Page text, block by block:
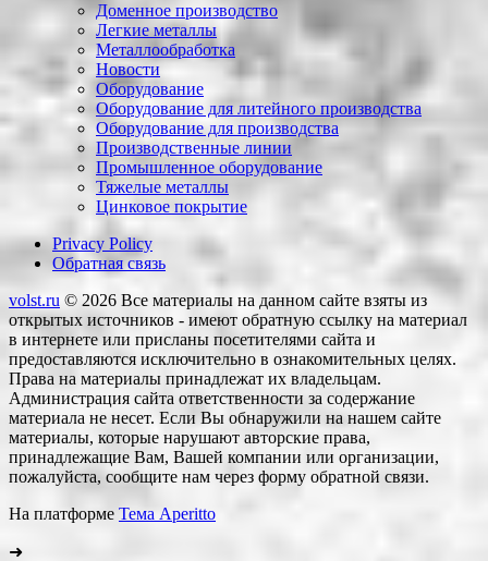
Доменное производство
Легкие металлы
Металлообработка
Новости
Оборудование
Оборудование для литейного производства
Оборудование для производства
Производственные линии
Промышленное оборудование
Тяжелые металлы
Цинковое покрытие
Privacy Policy
Обратная связь
volst.ru © 2026 Все материалы на данном сайте взяты из
открытых источников - имеют обратную ссылку на материал
в интернете или присланы посетителями сайта и
предоставляются исключительно в ознакомительных целях.
Права на материалы принадлежат их владельцам.
Администрация сайта ответственности за содержание
материала не несет. Если Вы обнаружили на нашем сайте
материалы, которые нарушают авторские права,
принадлежащие Вам, Вашей компании или организации,
пожалуйста, сообщите нам через форму обратной связи.
На платформе Тема Aperitto
➜